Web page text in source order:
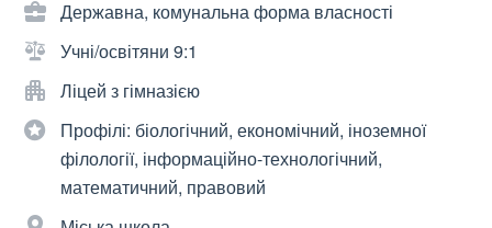
Державна, комунальна форма власності
Учні/освітяни 9:1
Ліцей з гімназією
Профілі: біологічний, економічний, іноземної
філології, інформаційно-технологічний,
математичний, правовий